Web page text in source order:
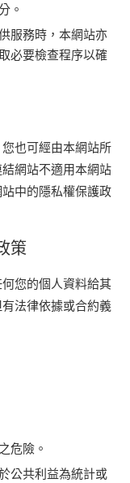
。
服務時，本網站亦
必要檢查程序以確
也可經由本網站所
網站不適用本網站
中的隱私權保護政
策
您的個人資料給其
法律依據或合約義
危險。
公共利益為統計或